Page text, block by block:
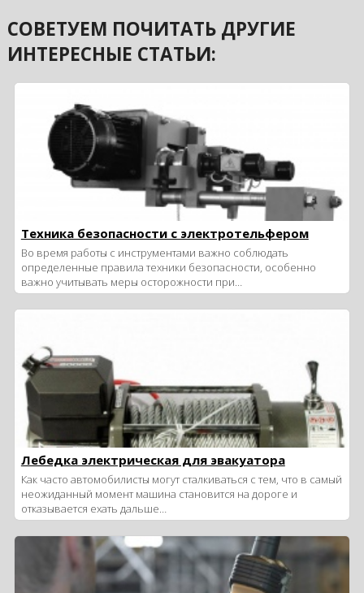
СОВЕТУЕМ ПОЧИТАТЬ ДРУГИЕ
ИНТЕРЕСНЫЕ СТАТЬИ:
Техника безопасности с электротельфером
Во время работы с инструментами важно соблюдать
определенные правила техники безопасности, особенно
важно учитывать меры осторожности при…
Лебедка электрическая для эвакуатора
Как часто автомобилисты могут сталкиваться с тем, что в самый
неожиданный момент машина становится на дороге и
отказывается ехать дальше…